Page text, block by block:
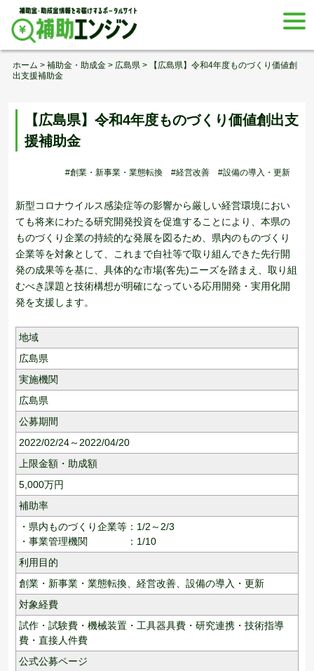
Skip
content
ホーム > 補助金・助成金 > 広島県 >
【広島県】令和4年度ものづくり価値創
出支援補助金
【広島県】令和4年度ものづくり価値創出支
援補助金
#創業・新事業・業態転換 #経営改善 #設備の導入・更新
新型コロナウイルス感染症等の影響から厳しい経営環境におい
ても将来にわたる研究開発投資を促進することにより、本県の
ものづくり企業の持続的な発展を図るため、県内のものづくり
企業等を対象として、これまで自社等で取り組んできた先行開
発の成果等を基に、具体的な市場(客先)ニーズを踏まえ、取り組
むべき課題と技術構想が明確になっている応用開発・実用化開
発を支援します。
地域
広島県
実施機関
広島県
公募期間
2022/02/24～2022/04/20
上限金額・助成額
5,000万円
補助率
・県内ものづくり企業等：1/2～2/3
・事業管理機関 ：1/10
利用目的
創業・新事業・業態転換、 経営改善、 設備の導入・更新
対象経費
試作・試験費・機械装置・工具器具費・研究連携・技術指導
費・直接人件費
公式公募ページ